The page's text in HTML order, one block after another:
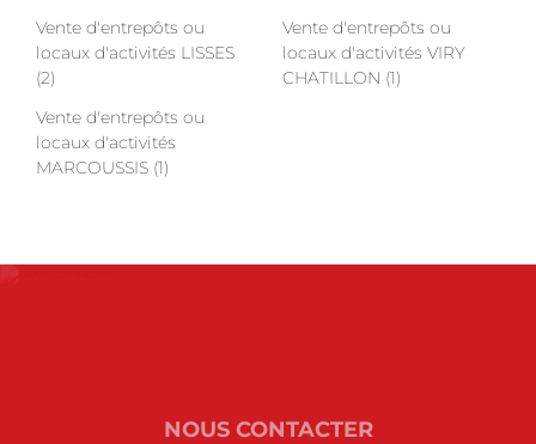
Vente d'entrepôts ou
locaux d'activités LISSES
(2)
Vente d'entrepôts ou
locaux d'activités
MARCOUSSIS (1)
Vente d'entrepôts ou
locaux d'activités VIRY
CHATILLON (1)
NOUS CONTACTER